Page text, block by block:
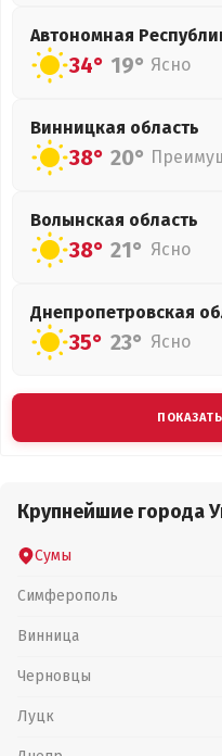
Автономная
34° 19° Ясно
Винницкая область
38° 20°
Волынская область
38° 21° Ясно
Днепропетровская
35° 23° Ясно
Крупнейшие города
Сумы
Симферополь
Винница
Черновцы
Луцк